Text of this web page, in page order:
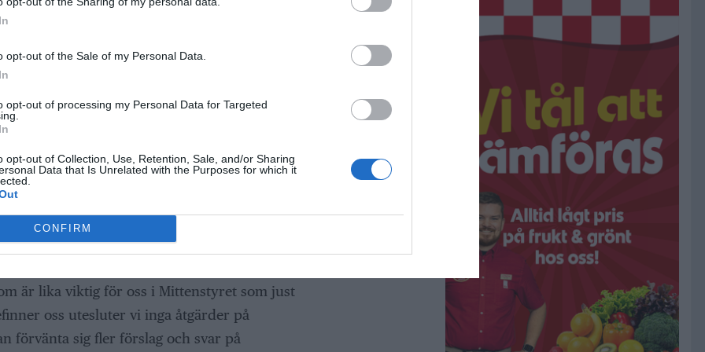
opt-out of the Sale of my Personal Data.
opt-out of processing my Personal Data for Targeted
opt-out of Collection, Use, Retention, Sale, and/or Sharing
Data that Is Unrelated with the Purposes for which it
CONFIRM
Att man känner sig trygg på skolan är
ta till sig undervisning, men rätten till
frihetsfråga. Det handlar därför om allt
självmord och fysisk trygghet, säger
samarbetet mellan kommunen, polisen
har ett nära samarbete med polisen där
det lokala brottsförebyggande rådet
om barn och ungas trygghet.
är lika viktig för oss i Mittenstyret som just
oss utesluter vi inga åtgärder på
förvänta sig fler förslag och svar på